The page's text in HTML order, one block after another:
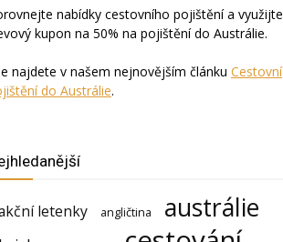
nabídky cestovního pojištění a využijte
kupon na 50% na pojištění do Austrálie.
najdete v našem nejnovějším článku Cestovní
do Austrálie.
letenky angličtina austrálie